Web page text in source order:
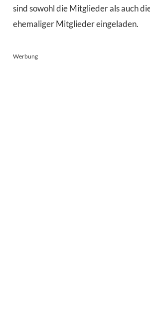
sind sowohl die Mitglieder als auch
ehemaliger Mitglieder eingeladen.
Werbung